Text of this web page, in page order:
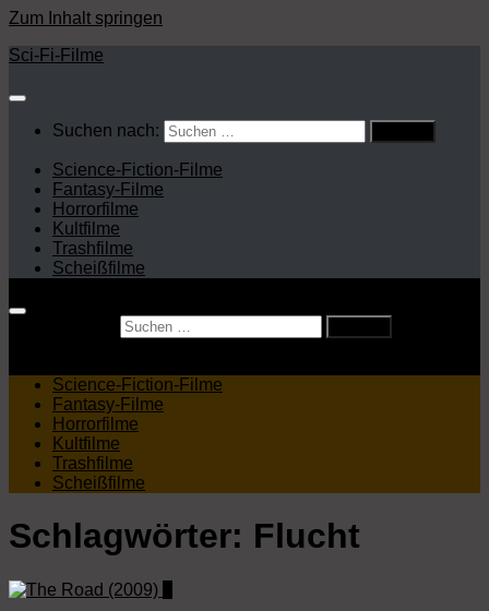
Zum Inhalt springen
Sci-Fi-Filme
Suchen nach:
Science-Fiction-Filme
Fantasy-Filme
Horrorfilme
Kultfilme
Trashfilme
Scheißfilme
Science-Fiction-Filme
Fantasy-Filme
Horrorfilme
Kultfilme
Trashfilme
Scheißfilme
Schlagwörter: Flucht